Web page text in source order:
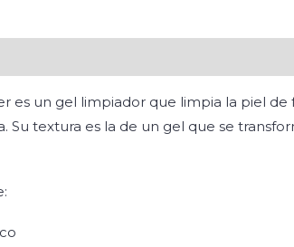
es un gel limpiador que limpia la piel
Su textura es la de un gel que se